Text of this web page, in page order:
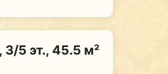
3/5 эт., 45.5 м²